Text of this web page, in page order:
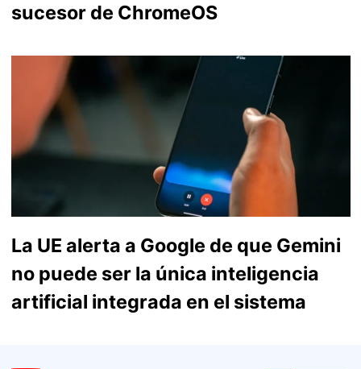
sucesor de ChromeOS
La UE alerta a Google de que Gemini
no puede ser la única inteligencia
artificial integrada en el sistema